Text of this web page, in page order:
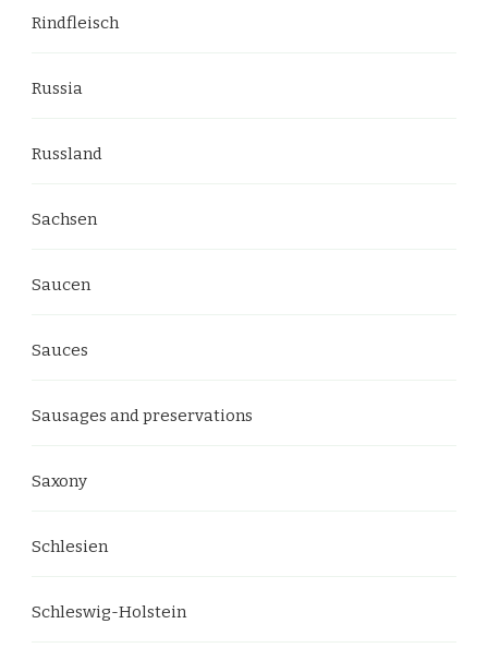
Rindfleisch
Russia
Russland
Sachsen
Saucen
Sauces
Sausages and preservations
Saxony
Schlesien
Schleswig-Holstein